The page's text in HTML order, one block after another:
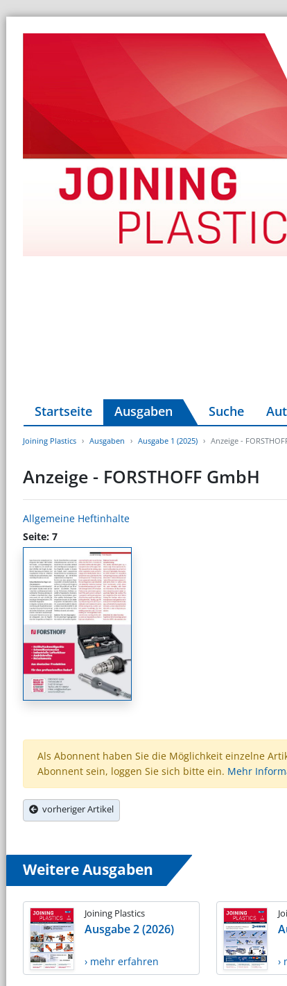
Startseite Ausgaben Suche
Joining Plastics Ausgaben Ausgabe 1 (2025) Anzeige -
Anzeige - FORSTHOFF GmbH
Allgemeine Heftinhalte
Seite: 7
Als Abonnent haben Sie die Möglichkeit einzelne
Abonnent sein, loggen Sie sich bitte ein. Mehr
vorheriger Artikel
Weitere Ausgaben
Joining Plastics
Ausgabe 2 (2026)
› mehr erfahren ›